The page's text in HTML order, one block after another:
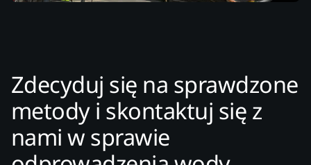
Zdecyduj się na sprawdzone
metody i skontaktuj się z
nami w sprawie